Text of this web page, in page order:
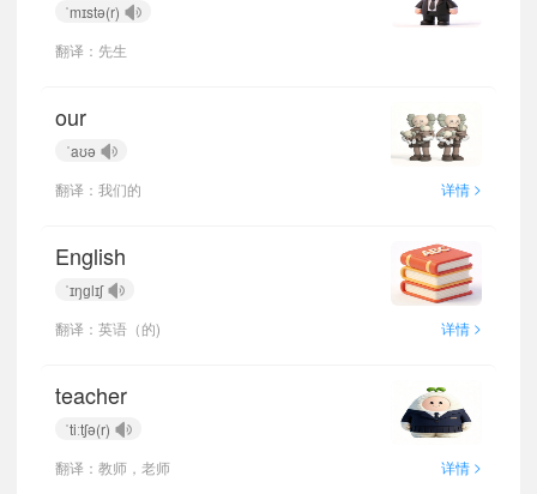
ˈmɪstə(r)
翻译：先生
our
ˈaʊə
翻译：我们的
详情 >
English
ˈɪŋɡlɪʃ
翻译：英语（的)
详情 >
teacher
ˈtiːtʃə(r)
翻译：教师，老师
详情 >